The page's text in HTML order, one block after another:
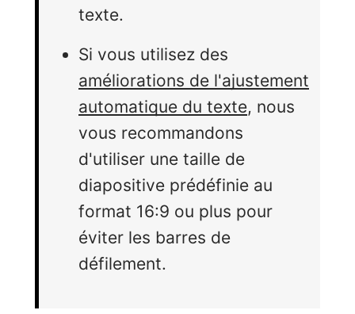
texte.
Si vous utilisez des
améliorations de l'ajustement
automatique du texte, nous
vous recommandons
d'utiliser une taille de
diapositive prédéfinie au
format 16:9 ou plus pour
éviter les barres de
défilement.